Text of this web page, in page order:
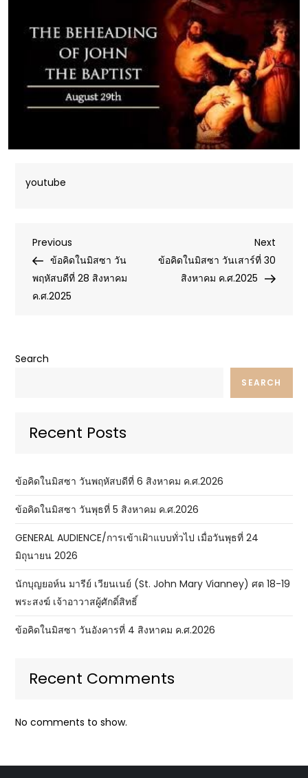
youtube
Post
navigation
Previous
Post
Previous
ข้อคิดในมิสซา วัน
พฤหัสบดีที่ 28 สิงหาคม
ค.ศ.2025
Next
Post
Next
ข้อคิดในมิสซา วันเสาร์ที่ 30
สิงหาคม ค.ศ.2025
Search
SEARCH
Recent Posts
ข้อคิดในมิสซา วันพฤหัสบดีที่ 6 สิงหาคม ค.ศ.2026
ข้อคิดในมิสซา วันพุธที่ 5 สิงหาคม ค.ศ.2026
GENERAL AUDIENCE/การเข้าเฝ้าแบบทั่วไป เมื่อวันพุธที่ 24
มิถุนายน 2026
นักบุญยอห์น มารีย์ เวียนเนย์ (St. John Mary Vianney) ศต 18-19
พระสงฆ์ เจ้าอาวาสผู้ศักดิ์สิทธิ์
ข้อคิดในมิสซา วันอังคารที่ 4 สิงหาคม ค.ศ.2026
Recent Comments
No comments to show.